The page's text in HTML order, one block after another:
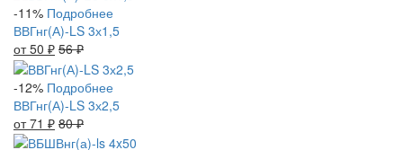
-11% Подробнее
ВВГнг(А)-LS 3х1,5
от 50 ₽ 56₽
-12% Подробнее
ВВГнг(А)-LS 3х2,5
от 71 ₽ 80₽